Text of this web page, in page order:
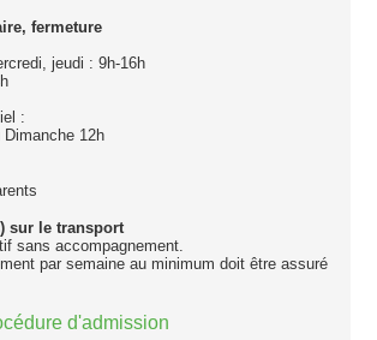
fermeture
jeudi : 9h-16h
:
Dimanche 12h
sur le transport
sans accompagnement.
par semaine au minimum doit être assuré
d'admission